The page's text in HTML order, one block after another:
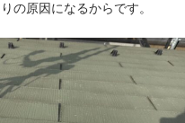
の原因になるからです。